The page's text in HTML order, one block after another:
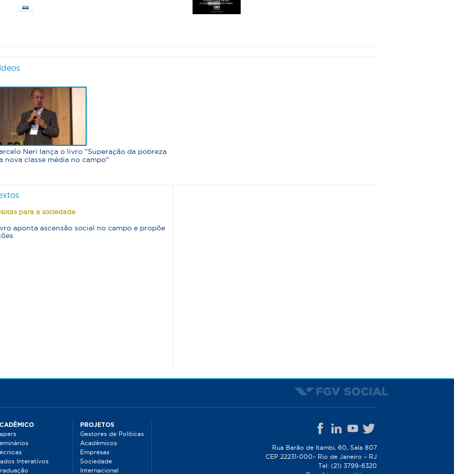
Neri lança o livro "Superação da pobreza
nova classe média no campo"
para a sociedade
aponta ascensão social no campo e propõe
Interativos
PROJETOS
Gestores de Políticas
Acadêmicos
Empresas
Sociedade
Internacional
Rua Barão de Itambi, 60, Sala 807
CEP 22231-000– Rio de Janeiro – RJ
Tel: (21) 3799-6320